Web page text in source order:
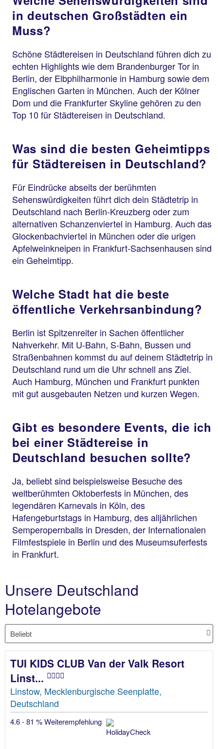
in deutschen Großstädten ein
Muss?
Schöne Städtereisen in Deutschland führen dich zu
echten Highlights wie dem Brandenburger Tor in
Berlin, der Elbphilharmonie in Hamburg sowie dem
Englischen Garten in München. Auch der Kölner
Dom und die Frankfurter Skyline gehören zu den
Top 10 für Städtereisen in Deutschland.
Was sind die besten Geheimtipps
für Städtereisen in Deutschland?
Für Eindrücke abseits der berühmten
Sehenswürdigkeiten führt dich dein Städtetrip in
Deutschland nach Berlin-Kreuzberg oder zum
alternativen Schanzenviertel in Hamburg. Auch das
Glockenbachviertel in München oder die urigen
Apfelweinkneipen in Frankfurt-Sachsenhausen sind
ein Geheimtipp.
Welche Stadt hat die beste
öffentliche Verkehrsanbindung?
Berlin ist Spitzenreiter in Sachen öffentlicher
Nahverkehr. Mit U-Bahn, S-Bahn, Bussen und
Straßenbahnen kommst du auf deinem Städtetrip in
Deutschland rund um die Uhr schnell ans Ziel.
Auch Hamburg, München und Frankfurt punkten
mit gut ausgebauten Netzen und kurzen Wegen.
Gibt es besondere Events, die ich
bei einer Städtereise in
Deutschland besuchen sollte?
Ja, beliebt sind beispielsweise Besuche des
weltberühmten Oktoberfests in München, des
legendären Karnevals in Köln, des
Hafengeburtstags in Hamburg, des alljährlichen
Semperopernballs in Dresden, der Internationalen
Filmfestspiele in Berlin und des Museumsuferfests
in Frankfurt.
Unsere Deutschland
Hotelangebote
TUI KIDS CLUB Van der Valk Resort
Linst...
Linstow, Mecklenburgische Seenplatte,
Deutschland
4.6 - 81 % Weiterempfehlung